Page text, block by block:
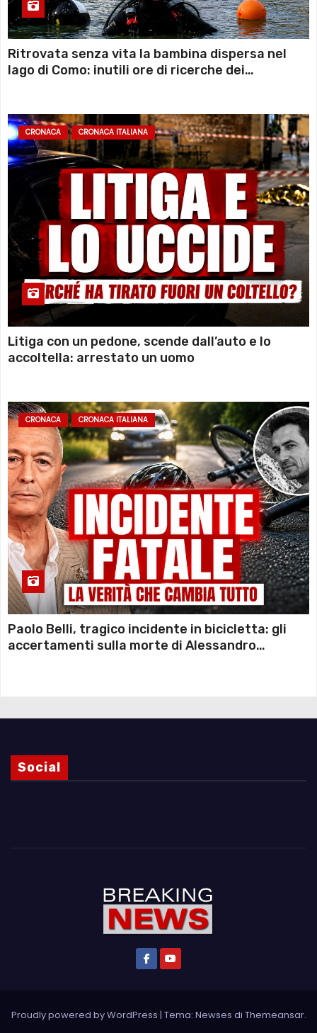
Ritrovata senza vita la bambina dispersa nel
lago di Como: inutili ore di ricerche dei
CRONACA CRONACA ITALIANA
Litiga con un pedone, scende dall’auto e lo
accoltella: arrestato un uomo
CRONACA CRONACA ITALIANA
Paolo Belli, tragico incidente in bicicletta: gli
accertamenti sulla morte di Alessandro
Social
Proudly powered by WordPress | Tema: Newses di Themeansar.